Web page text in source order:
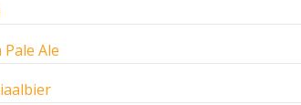
Pale Ale